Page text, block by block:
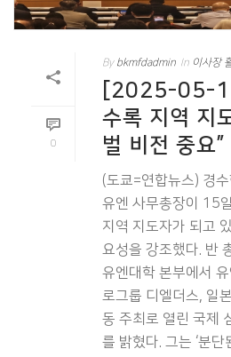
0
By bkmfdadmin In 이사장
[2025-05-
수록 지역 지
벌 비전 중요”
(도쿄=연합뉴스) 경
유엔 사무총장이 15
지역 지도자가 되고
요성을 강조했다. 반
유엔대학 본부에서
로그룹 디엘더스, 일
동 주최로 열린 국제
를 밝혔다. 그는 ‘분단